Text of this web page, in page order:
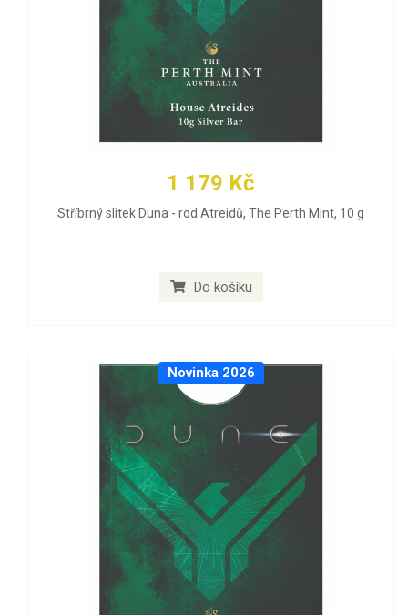
1 179 Kč
Stříbrný slitek Duna - rod Atreidů, The Perth Mint, 10 g
Do košíku
Novinka 2026